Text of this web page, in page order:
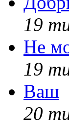
19
Не
19
Ваш
20